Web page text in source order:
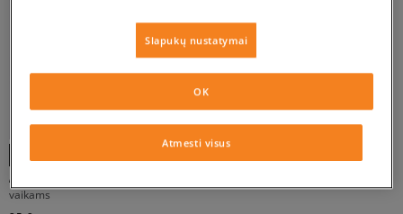
ASICS GEL-1130 GS
vaikams
Slapukų nustatymai
Atmesti visus
OK